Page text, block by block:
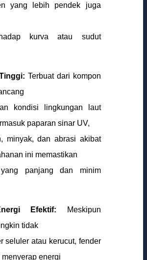
yang lebih pendek juga
kurva atau sudut
Terbuat dari kompon
kondisi lingkungan laut
paparan sinar UV,
minyak, dan abrasi akibat
ini memastikan
panjang dan minim
Efektif: Meskipun
tidak
seluler atau kerucut, fender
menyerap energi